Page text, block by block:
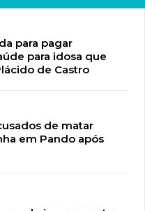
para pagar
para idosa que
de Castro
de matar
em Pando após